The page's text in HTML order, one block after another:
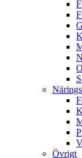
Övrigt